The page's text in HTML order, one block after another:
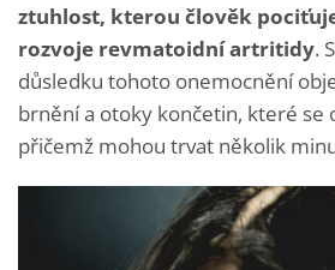
ztuhlost, kterou člověk
rozvoje revmatoidní artritidy.
důsledku tohoto onemocnění
brnění a otoky končetin, které se
přičemž mohou trvat několik